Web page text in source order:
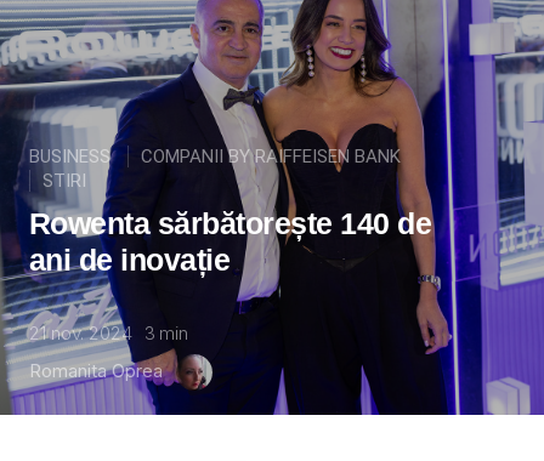
BUSINESS
COMPANII BY RAIFFEISEN BANK
STIRI
Rowenta sărbătorește 140 de
ani de inovație
21 nov. 2024 3 min
Romanita Oprea